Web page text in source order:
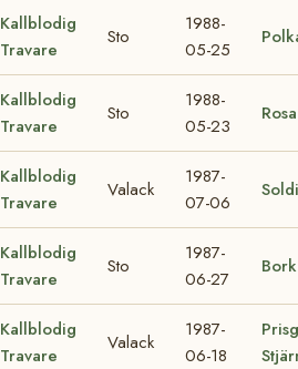
Kallblodig
Travare
Sto
1988-
05-25
Kallblodig
Travare
Sto
1988-
05-23
Kallblodig
Travare
Valack
1987-
07-06
Kallblodig
Travare
Sto
1987-
06-27
Kallblodig
Travare
Valack
1987-
06-18